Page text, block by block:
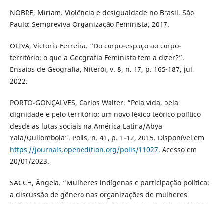
NOBRE, Miriam. Violência e desigualdade no Brasil. São
Paulo: Sempreviva Organização Feminista, 2017.
OLIVA, Victoria Ferreira. “Do corpo-espaço ao corpo-
território: o que a Geografia Feminista tem a dizer?”.
Ensaios de Geografia, Niterói, v. 8, n. 17, p. 165-187, jul.
2022.
PORTO-GONÇALVES, Carlos Walter. “Pela vida, pela
dignidade e pelo território: um novo léxico teórico político
desde as lutas sociais na América Latina/Abya
Yala/Quilombola”. Polis, n. 41, p. 1-12, 2015. Disponível em
https://journals.openedition.org/polis/11027. Acesso em
20/01/2023.
SACCH, Ângela. “Mulheres indígenas e participação política:
a discussão de gênero nas organizações de mulheres